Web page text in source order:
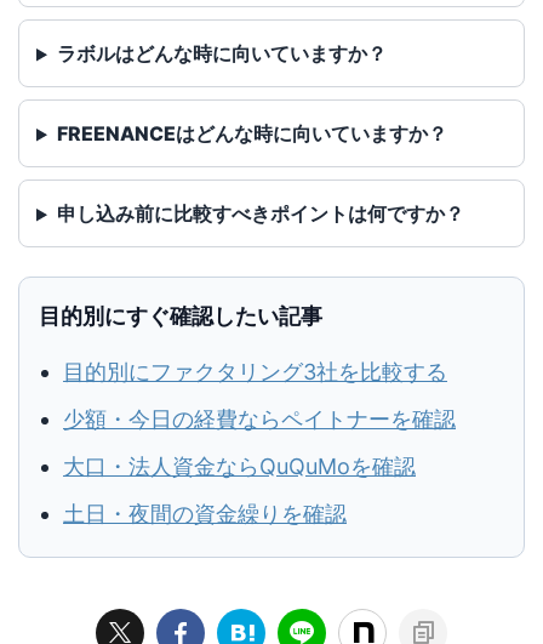
ラボルはどんな時に向いていますか？
FREENANCEはどんな時に向いていますか？
申し込み前に比較すべきポイントは何ですか？
目的別にすぐ確認したい記事
目的別にファクタリング3社を比較する
少額・今日の経費ならペイトナーを確認
大口・法人資金ならQuQuMoを確認
土日・夜間の資金繰りを確認